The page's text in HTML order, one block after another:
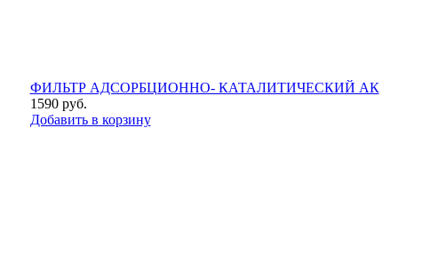
ФИЛЬТР АДСОРБЦИОННО- КАТАЛИТИЧЕСКИЙ АК
1590руб.
Добавить в корзину